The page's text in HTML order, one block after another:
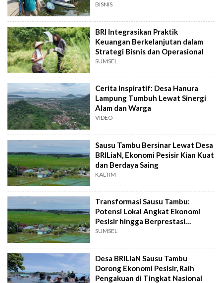
BISNIS
BRI Integrasikan Praktik
Keuangan Berkelanjutan dalam
Strategi Bisnis dan Operasional
SUMSEL
Cerita Inspiratif: Desa Hanura
Lampung Tumbuh Lewat Sinergi
Alam dan Warga
VIDEO
Sausu Tambu Bersinar Lewat Desa
BRILiaN, Ekonomi Pesisir Kian Kuat
dan Berdaya Saing
KALTIM
Transformasi Sausu Tambu:
Potensi Lokal Angkat Ekonomi
Pesisir hingga Berprestasi
Nasional
SUMSEL
Desa BRILiaN Sausu Tambu
Dorong Ekonomi Pesisir, Raih
Pengakuan di Tingkat Nasional